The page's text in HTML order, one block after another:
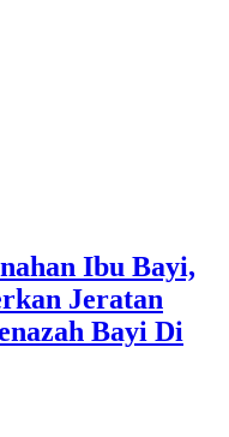
Ibu Bayi,
Jeratan
Bayi Di